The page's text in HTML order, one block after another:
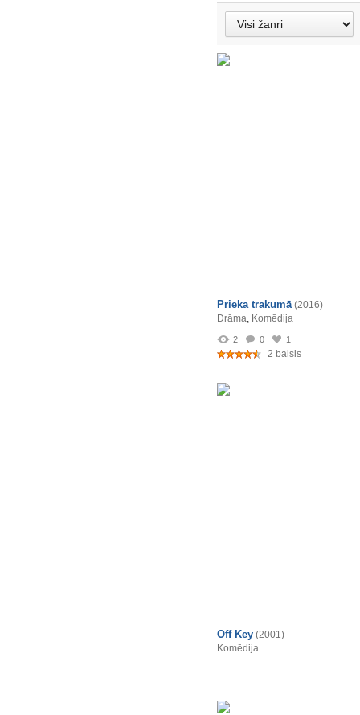
Prieka trakumā (2016)
Drāma, Komēdija
2 0 1
2 balsis
Off Key (2001)
Komēdija